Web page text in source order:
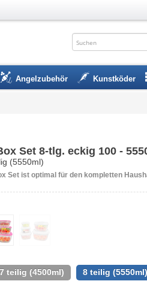
Angelzubehör Kunstköder
Set 8-tlg. eckig 100 -
(5550ml)
Set ist optimal für den kompletten
7 teilig (4500ml) 8 teilig (5550ml)